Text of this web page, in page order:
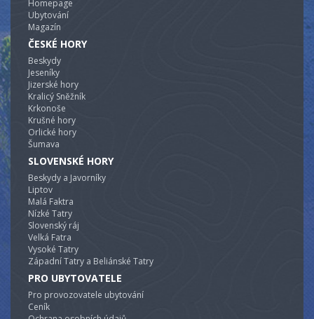
Homepage
Ubytování
Magazín
ČESKÉ HORY
Beskydy
Jeseníky
Jizerské hory
Kralicý Sněžník
Krkonoše
Krušné hory
Orlické hory
Šumava
SLOVENSKÉ HORY
Beskydy a Javorníky
Liptov
Malá Faktra
Nízké Tatry
Slovenský ráj
Velká Fatra
Vysoké Tatry
Západní Tatry a Beliánské Tatry
PRO UBYTOVATELE
Pro provozovatele ubytování
Ceník